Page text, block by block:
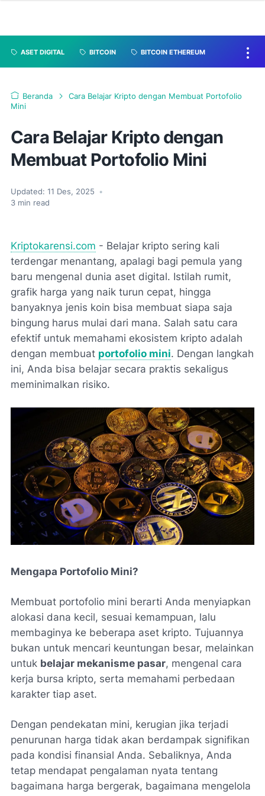
ASET DIGITAL BITCOIN BITCOIN ETHEREUM
Beranda
Cara Belajar Kripto dengan Membuat Portofolio
Mini
Cara Belajar Kripto dengan
Membuat Portofolio Mini
Updated: 11 Des, 2025
•
3 min read
Kriptokarensi.com - Belajar kripto sering kali
terdengar menantang, apalagi bagi pemula yang
baru mengenal dunia aset digital. Istilah rumit,
grafik harga yang naik turun cepat, hingga
banyaknya jenis koin bisa membuat siapa saja
bingung harus mulai dari mana. Salah satu cara
efektif untuk memahami ekosistem kripto adalah
dengan membuat portofolio mini. Dengan langkah
ini, Anda bisa belajar secara praktis sekaligus
meminimalkan risiko.
Mengapa Portofolio Mini?
Membuat portofolio mini berarti Anda menyiapkan
alokasi dana kecil, sesuai kemampuan, lalu
membaginya ke beberapa aset kripto. Tujuannya
bukan untuk mencari keuntungan besar, melainkan
untuk belajar mekanisme pasar, mengenal cara
kerja bursa kripto, serta memahami perbedaan
karakter tiap aset.
Dengan pendekatan mini, kerugian jika terjadi
penurunan harga tidak akan berdampak signifikan
pada kondisi finansial Anda. Sebaliknya, Anda
tetap mendapat pengalaman nyata tentang
bagaimana harga bergerak, bagaimana mengelola